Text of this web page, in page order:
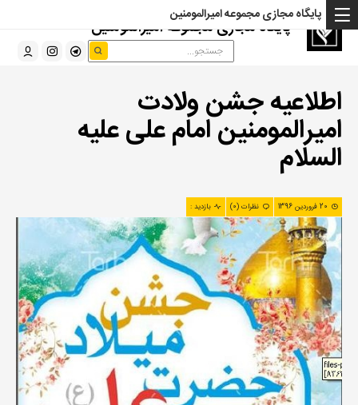
پایگاه مجازی مجموعه امیرالمومنین
پایگاه مجازی مجموعه امیرالمومنین
اطلاعیه جشن ولادت
امیرالمومنین امام علی علیه
السلام
20 فروردین 1396 نظرات (0) بازدید :